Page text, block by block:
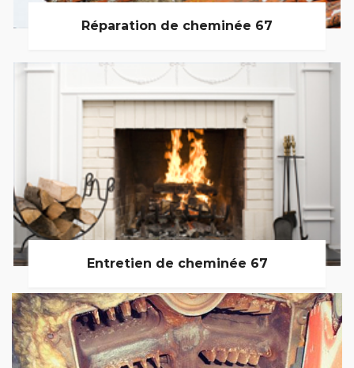
Réparation de cheminée 67
Entretien de cheminée 67